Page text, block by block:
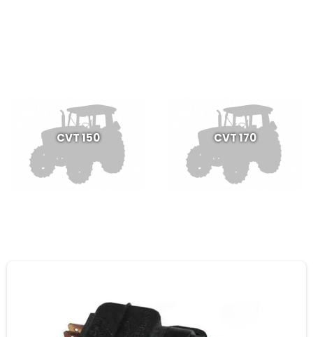
CVT 150 CVT 170